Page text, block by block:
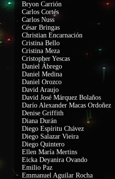
Bryon Carrión
Carlos Cortés
Carlos Nuss
César Bringas
Christian Encarnación
Cristina Bello
Cristina Meza
Cristopher Yescas
Daniel Ábrego
Daniel Medina
Daniel Orozco
David Araujo
David José Márquez Bolaños
Darío Alexander Macas Ordoñez
Denise Griffith
Diana Durán
Diego Espíritu Chávez
Diego Salazar Vieira
Diego Quintero
Ellen María Mertins
Eicka Deyanira Ovando
Emilio Paz
Emmanuel Aguilar Rocha